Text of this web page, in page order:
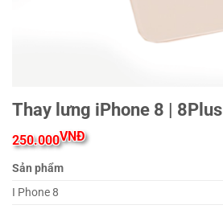
Thay lưng iPhone 8 | 8Plus
250.000VNĐ
Sản phẩm
I Phone 8